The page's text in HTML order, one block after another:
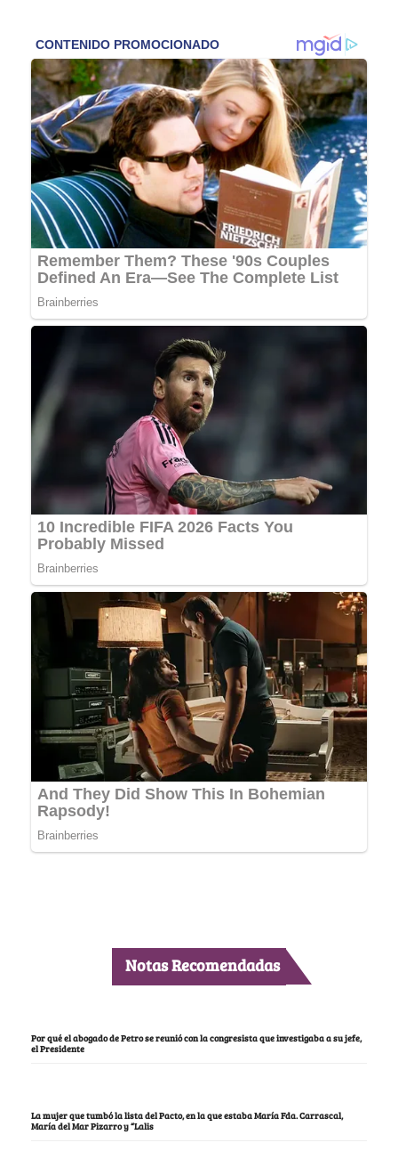
Notas Recomendadas
Por qué el abogado de Petro se reunió con la congresista que investigaba a su jefe,
el Presidente
La mujer que tumbó la lista del Pacto, en la que estaba María Fda. Carrascal,
María del Mar Pizarro y “Lalis